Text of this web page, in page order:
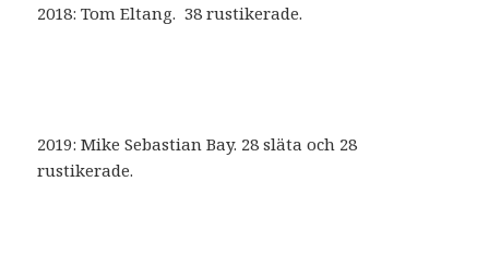
2018: Tom Eltang. 38 rustikerade.
2019: Mike Sebastian Bay. 28 släta och 28
rustikerade.